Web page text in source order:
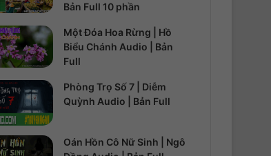
Bản Full 10 phần
Một Đóa Hoa Rừng | Hồ
Biểu Chánh Audio | Bản
Full
Phòng Trọ Số 7 | Diễm
Quỳnh Audio | Bản Full
Oán Hồn Cô Nữ Sinh | Ngô